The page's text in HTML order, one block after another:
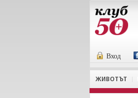
Вход
ЖИВОТЪТ